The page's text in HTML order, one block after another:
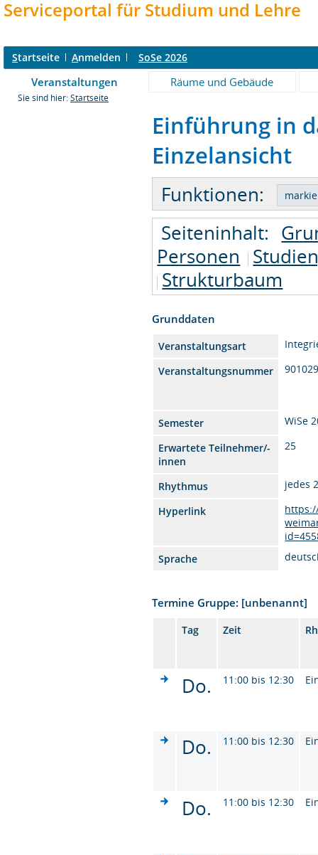
Serviceportal für Studium und Lehre
Startseite Anmelden SoSe 2026
Veranstaltungen Räume und Gebäude
Sie sind hier: Startseite
Einführung in
Einzelansicht
Funktionen:
Seiteninhalt:
Personen
Strukturbaum
Grunddaten
Veranstaltungsart
Veranstaltungsnummer
Semester
WiSe
Erwartete Teilnehmer/-
innen
25
Rhythmus
jedes
Hyperlink
Sprache
Termine Gruppe: [unbenannt]
Tag Zeit
Do. 11:00 bis 12:30
Do. 11:00 bis 12:30
Do. 11:00 bis 12:30